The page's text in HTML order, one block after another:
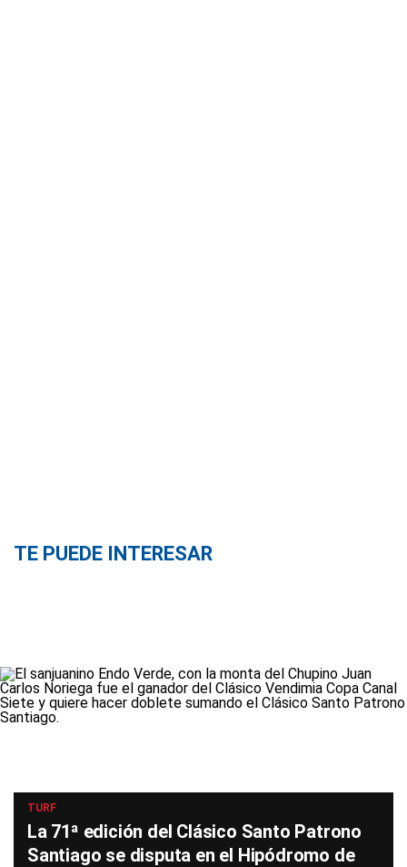
TE PUEDE INTERESAR
TURF
La 71ª edición del Clásico Santo Patrono
Santiago se disputa en el Hipódromo de